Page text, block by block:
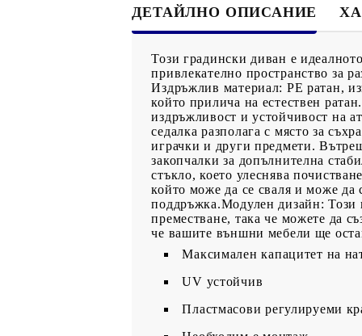
ДЕТАЙЛНО ОПИСАНИЕ
Този градински диван е
привлекателно пространство за
Издръжлив материал: PE ратан,
който прилича на естествен
издръжливост и устойчивост на
седалка разполага с място за
играчки и други предмети.
закопчалки за допълнителна
стъкло, което улеснява
който може да се сваля и може да
поддръжка.Модулен дизайн: Този
преместване, така че можете да
че вашите външни мебели ще
Максимален капацитет на
UV устойчив
Пластмасови регулируеми